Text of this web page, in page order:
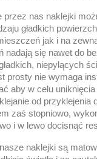
przez nas naklejki
gładkich
jak i na
nadają się nawet do
niepylących
prosty nie wymaga
aby w celu
od przyklejenia
zaś stopniowo,
i w lewo docisnąć
naklejki są